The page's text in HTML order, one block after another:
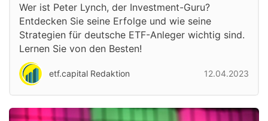
Wer ist Peter Lynch, der Investment-Guru?
Entdecken Sie seine Erfolge und wie seine
Strategien für deutsche ETF-Anleger wichtig sind.
Lernen Sie von den Besten!
etf.capital Redaktion 12.04.2023